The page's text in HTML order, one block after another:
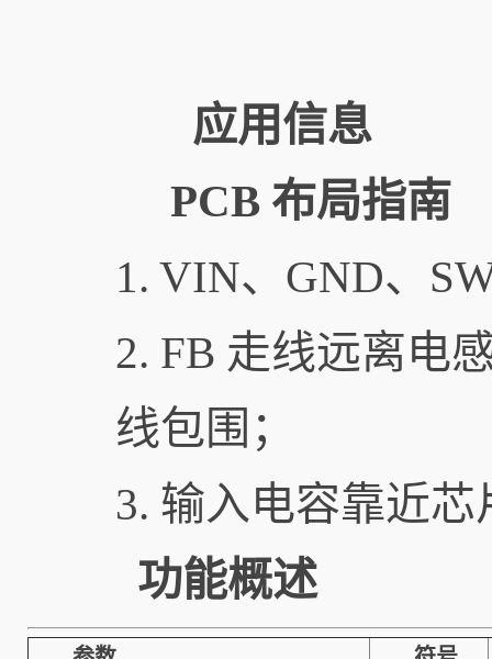
应用信息
PCB 布局指南
1. VIN、GND、
2. FB 走线远离电
线包围；
3. 输入电容靠近
功能概述